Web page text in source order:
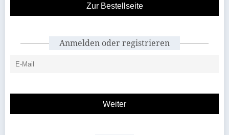
Zur Bestellseite
Anmelden oder registrieren